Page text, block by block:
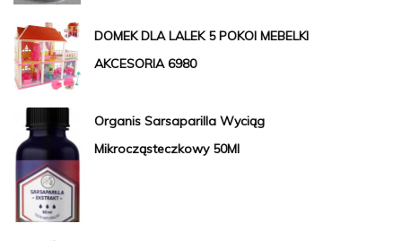
DOMEK DLA LALEK 5 POKOI MEBELKI
AKCESORIA 6980
Organis Sarsaparilla Wyciąg
Mikrocząsteczkowy 50Ml